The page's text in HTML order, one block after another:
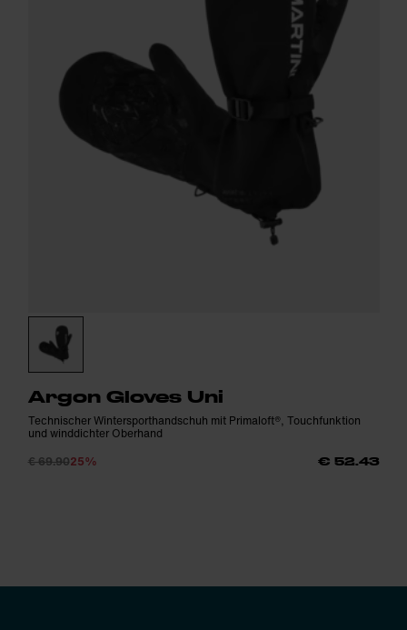
Argon Gloves Uni
Technischer Wintersporthandschuh mit Primaloft®, Touchfunktion
und winddichter Oberhand
€ 69.9025% € 52.43